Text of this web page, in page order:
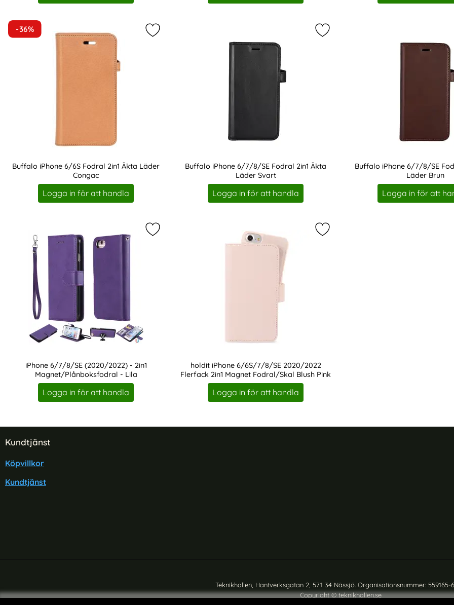
-36%
Buffalo iPhone 6/6S Fodral 2in1 Äkta Läder
Congac
Art. nr 211594
Logga in för att handla
Markera buffalo iPhone 6/6S Fodral 2in1 Äkta Läder Congac som favorit
Buffalo iPhone 6/7/8/SE Fodral 2in1 Äkta
Läder Svart
Art. nr 211602
Logga in för att handla
Markera buffalo iPhone 6/7/8/SE
Buffalo iPhone 6/7/8/SE
Läder Brun
Art. nr 211603
Logga in för att
iPhone 6/7/8/SE (2020/2022) - 2in1
Magnet/Plånboksfodral - Lila
Art. nr 7753
Logga in för att handla
Markera iPhone 6/7/8/SE (2020/2022) - 2in1 Magnet/Plånboksfodral - Lila som
holdit iPhone 6/6S/7/8/SE 2020/2022
Flerfack 2in1 Magnet Fodral/Skal Blush Pink
Art. nr 202800
Logga in för att handla
Markera holdit iPhone 6/6S/7/8/
Sidfot Blandad info och länkar
Kundtjänst
Köpvillkor
Kundtjänst
Teknikhallen, Hantverksgatan 2, 571 34 Nässjö. Organisationsnummer: 559165-
Copyright © teknikhallen.se